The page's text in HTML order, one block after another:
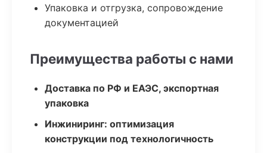
Упаковка и отгрузка, сопровождение
документацией
Преимущества работы с нами
Доставка по РФ и ЕАЭС, экспортная
упаковка
Инжиниринг: оптимизация
конструкции под технологичность